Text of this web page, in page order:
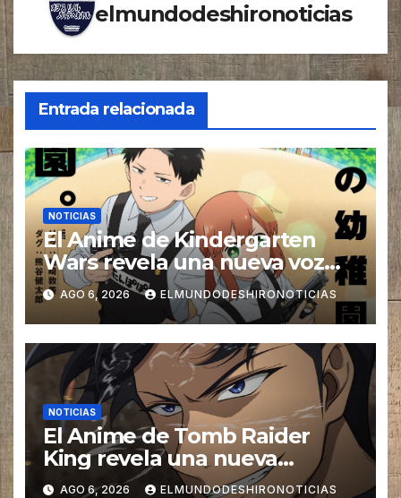
elmundodeshironoticias
Entrada relacionada
NOTICIAS
El Anime de Kindergarten
Wars revela una nueva voz
para su elenco se estrena en
el 2027
AGO 6, 2026 ELMUNDODESHIRONOTICIAS
NOTICIAS
El Anime de Tomb Raider
King revela una nueva
imagen promocional
AGO 6, 2026 ELMUNDODESHIRONOTICIAS